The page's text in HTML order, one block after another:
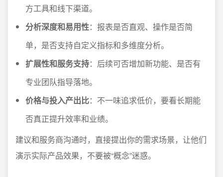
方工具和线下渠道。
分析深度和易用性：报表是否直观、操作是否简
单，是否支持自定义指标和多维度分析。
扩展性和服务支持：后续可否增加新功能、是否有
专业团队指导落地。
价格与投入产出比：不一味追求低价，要看长期能
否真正提升效率和业绩。
建议和服务商沟通时，直接提出你的需求场景，让他们
演示实际产品效果，不要被“概念”迷惑。